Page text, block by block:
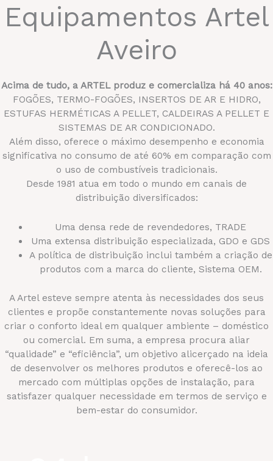
Equipamentos Artel
Aveiro
Acima de tudo, a ARTEL produz e comercializa há 40 anos:
FOGÕES, TERMO-FOGÕES, INSERTOS DE AR E HIDRO,
ESTUFAS HERMÉTICAS A PELLET, CALDEIRAS A PELLET E
SISTEMAS DE AR CONDICIONADO.
Além disso, oferece o máximo desempenho e economia
significativa no consumo de até 60% em comparação com
o uso de combustíveis tradicionais.
Desde 1981 atua em todo o mundo em canais de
distribuição diversificados:
Uma densa rede de revendedores, TRADE
Uma extensa distribuição especializada, GDO e GDS
A política de distribuição inclui também a criação de
produtos com a marca do cliente, Sistema OEM.
A Artel esteve sempre atenta às necessidades dos seus
clientes e propõe constantemente novas soluções para
criar o conforto ideal em qualquer ambiente – doméstico
ou comercial. Em suma, a empresa procura aliar
“qualidade” e “eficiência”, um objetivo alicerçado na ideia
de desenvolver os melhores produtos e oferecê-los ao
mercado com múltiplas opções de instalação, para
satisfazer qualquer necessidade em termos de serviço e
bem-estar do consumidor.